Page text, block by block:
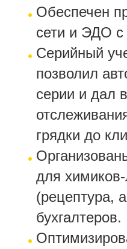
Обеспечен
сети и ЭДО с
Серийный
позволил
серии и дал
грядки до
для
(рецептура,
бухгалтеров.